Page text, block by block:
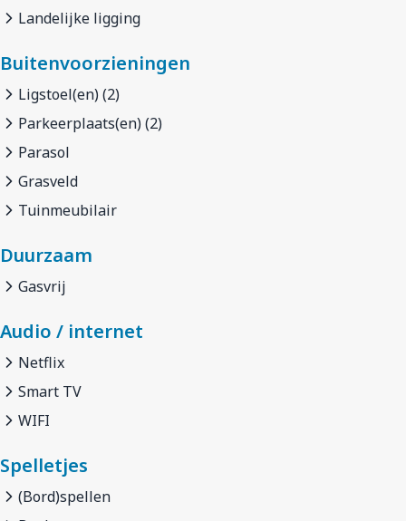
Landelijke ligging
Buitenvoorzieningen
Ligstoel(en) (2)
Parkeerplaats(en) (2)
Parasol
Grasveld
Tuinmeubilair
Duurzaam
Gasvrij
Audio / internet
Netflix
Smart TV
WIFI
Spelletjes
(Bord)spellen